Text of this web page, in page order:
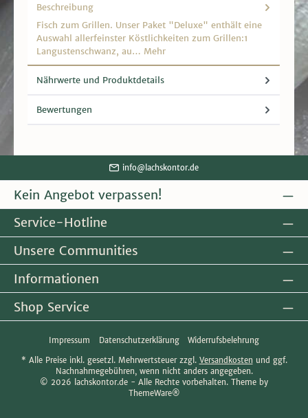
Beschreibung
Fisch zum Grillen. Unser Paket "Deluxe" enthält eine
Auswahl allerfeinster Köstlichkeiten zum Grillen:1
Langustenschwanz, au… Mehr
Nährwerte und Produktdetails
Bewertungen
info@lachskontor.de
Kein Angebot verpassen!
Service-Hotline
Unsere Communities
Informationen
Shop Service
Impressum Datenschutzerklärung Widerrufsbelehrung
* Alle Preise inkl. gesetzl. Mehrwertsteuer zzgl. Versandkosten und ggf.
Nachnahmegebühren, wenn nicht anders angegeben.
© 2026 lachskontor.de - Alle Rechte vorbehalten. Theme by
ThemeWare®